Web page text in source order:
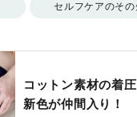
セルフケアのその
コットン素材の着
新色が仲間入り！